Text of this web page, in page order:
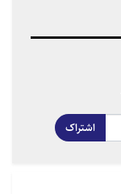
اشتراک